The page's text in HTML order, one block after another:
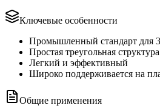
Ключевые особенности
Промышленный стандарт для
Простая треугольная
Легкий и эффективный
Широко поддерживается на
Общие применения